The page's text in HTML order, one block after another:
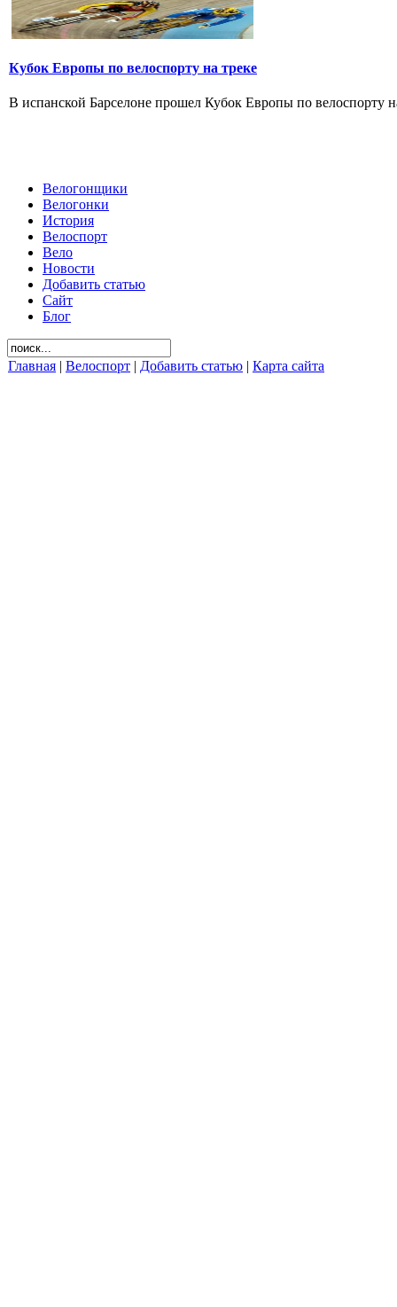
Кубок Европы по велоспорту на треке
В испанской Барселоне прошел Кубок Европы по велоспорту
Велогонщики
Велогонки
История
Велоспорт
Вело
Новости
Добавить статью
Сайт
Блог
Главная | Велоспорт | Добавить статью | Карта сайта